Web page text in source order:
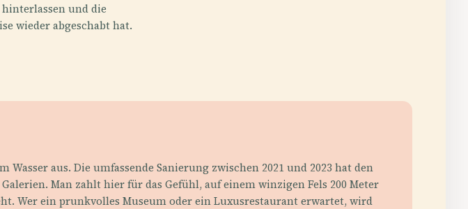
und die
wieder abgeschabt hat.
aus. Die umfassende Sanierung zwischen 2021 und 2023 hat den
Man zahlt hier für das Gefühl, auf einem winzigen Fels 200 Meter
Wer ein prunkvolles Museum oder ein Luxusrestaurant erwartet, wird